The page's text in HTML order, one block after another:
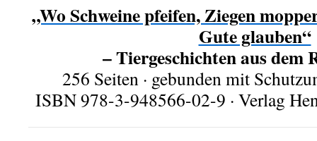
„Wo Schweine pfeifen, Ziegen
Gute glauben“
– Tiergeschichten aus dem
256 Seiten · gebunden mit
ISBN 978-3-948566-02-9 · Verlag